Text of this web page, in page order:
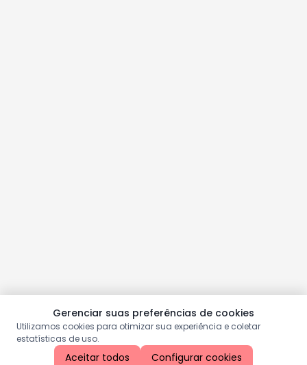
Gerenciar suas preferências de cookies
Utilizamos cookies para otimizar sua experiência e coletar
estatísticas de uso.
Aceitar todos Configurar cookies